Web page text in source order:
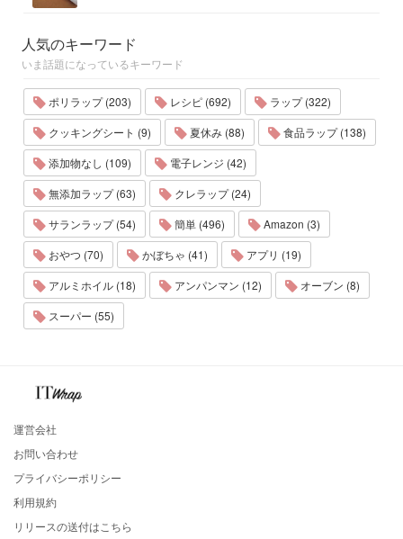
人気のキーワード
いま話題になっているキーワード
ポリラップ (203) レシピ (692)
ラップ (322)
クッキングシート (9)
夏休み (88)
食品ラップ (138)
添加物なし (109)
電子レンジ (42)
無添加ラップ (63)
クレラップ (24)
サランラップ (54)
簡単 (496)
Amazon (3)
おやつ (70)
かぼちゃ (41)
アプリ (19)
アルミホイル (18)
アンパンマン (12)
オーブン (8)
スーパー (55)
運営会社
お問い合わせ
プライバシーポリシー
利用規約
リリースの送付はこちら